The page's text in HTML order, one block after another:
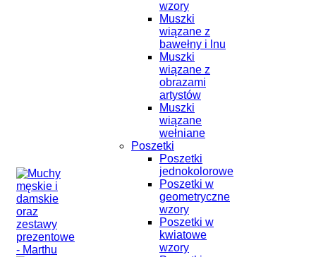
wzory
Muszki
wiązane z
bawełny i lnu
Muszki
wiązane z
obrazami
artystów
Muszki
wiązane
wełniane
Poszetki
Poszetki
jednokolorowe
Poszetki w
geometryczne
wzory
Poszetki w
kwiatowe
wzory